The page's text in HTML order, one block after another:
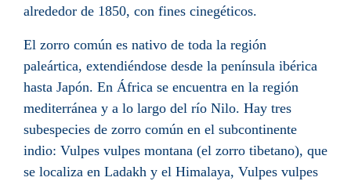
alrededor de 1850, con fines cinegéticos.
El zorro común es nativo de toda la región
paleártica, extendiéndose desde la península ibérica
hasta Japón. En África se encuentra en la región
mediterránea y a lo largo del río Nilo. Hay tres
subespecies de zorro común en el subcontinente
indio: Vulpes vulpes montana (el zorro tibetano), que
se localiza en Ladakh y el Himalaya, Vulpes vulpes